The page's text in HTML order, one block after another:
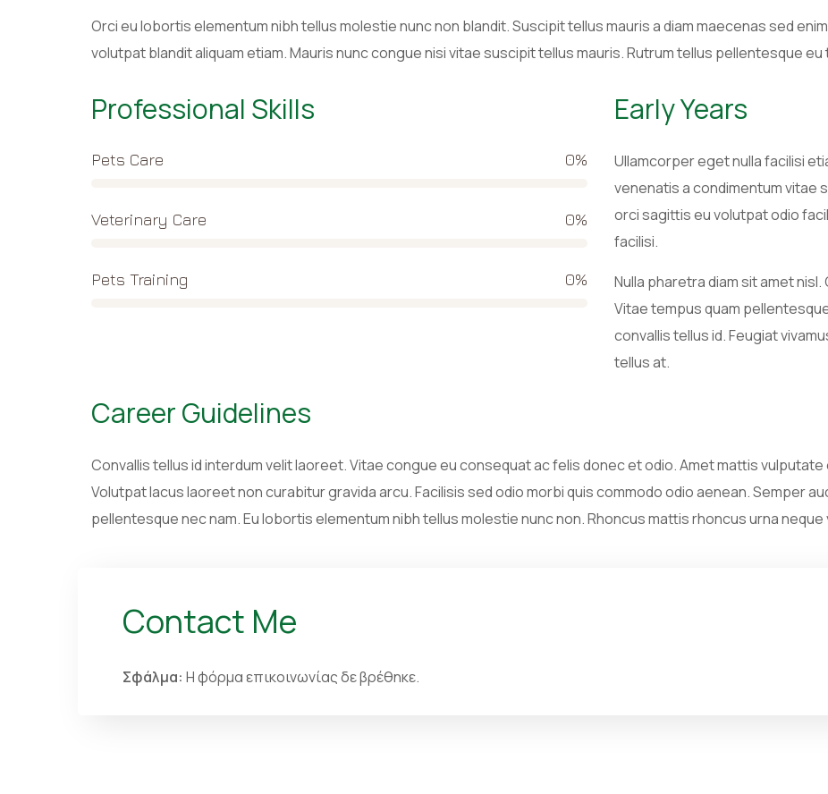
Orci eu lobortis elementum nibh tellus molestie nunc non blandit. Suscipit tellus mauris a diam maecenas sed
volutpat blandit aliquam etiam. Mauris nunc congue nisi vitae suscipit tellus mauris. Rutrum tellus pellentesque
Professional Skills
Pets Care 0%
Veterinary Care 0%
Pets Training 0%
Early Years
Ullamcorper eget nulla facilisi
venenatis a condimentum vitae
orci sagittis eu volutpat odio
facilisi.
Nulla pharetra diam sit amet
Vitae tempus quam
convallis tellus id. Feugiat
tellus at.
Career Guidelines
Convallis tellus id interdum velit laoreet. Vitae congue eu consequat ac felis donec et odio. Amet mattis
Volutpat lacus laoreet non curabitur gravida arcu. Facilisis sed odio morbi quis commodo odio aenean. Semper
pellentesque nec nam. Eu lobortis elementum nibh tellus molestie nunc non. Rhoncus mattis rhoncus urna
Contact Me
Σφάλμα: Η φόρμα επικοινωνίας δε βρέθηκε.